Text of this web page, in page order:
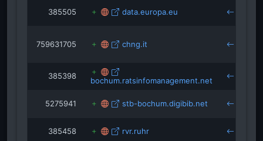
385505 data.europa.eu
759631705 chng.it
385398 bochum.ratsinfomanagement.net
5275941 stb-bochum.digibib.net
385458 rvr.ruhr